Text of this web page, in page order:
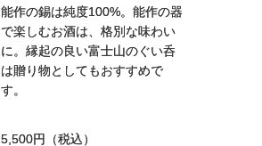
能作の錫は純度100%。能作の器
で楽しむお酒は、格別な味わい
に。縁起の良い富士山のぐい呑
は贈り物としてもおすすめで
す。
5,500円 （税込）